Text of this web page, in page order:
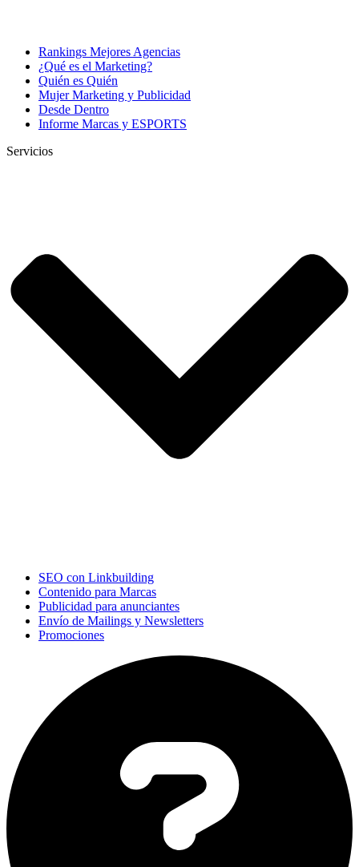
Rankings Mejores Agencias
¿Qué es el Marketing?
Quién es Quién
Mujer Marketing y Publicidad
Desde Dentro
Informe Marcas y ESPORTS
Servicios
SEO con Linkbuilding
Contenido para Marcas
Publicidad para anunciantes
Envío de Mailings y Newsletters
Promociones